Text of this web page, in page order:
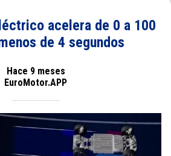
acelera de 0 a 100
de 4 segundos
Hace 9 meses
EuroMotor.APP